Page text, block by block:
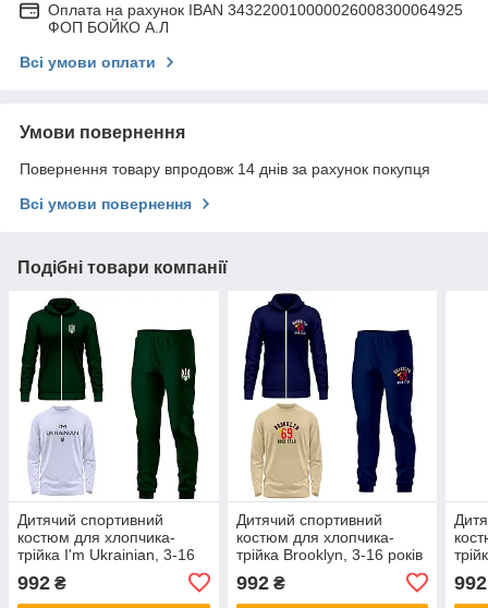
Оплата на рахунок IBAN 343220010000026008300064925
ФОП БОЙКО А.Л
Всі умови оплати
Умови повернення
Повернення товару впродовж 14 днів за рахунок покупця
Всі умови повернення
Подібні товари компанії
Дитячий спортивний
костюм для хлопчика-
трійка I'm Ukrainian, 3-16
992 ₴
Дитячий спортивний
костюм для хлопчика-
трійка Brooklyn, 3-16 років
992₴ 992